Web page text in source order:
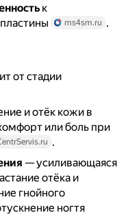
к
ms4sm.ru .
от стадии
и отёк кожи в
или боль при
.
— усиливающаяся
отёка и
гнойного
ногтя